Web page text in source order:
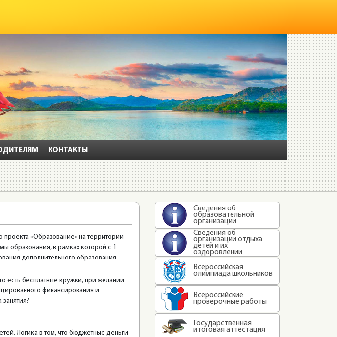
КОНТАКТЫ
проекта «Образование» на территории
образования, в рамках которой с 1
дополнительного образования
есть бесплатные кружки, при желании
финансирования и
Логика в том, что бюджетные деньги
Сведения об
образовательной
организации
Сведения об
организации отдыха
детей и их
оздоровлении
Всероссийская
олимпиада школьников
Всероссийские
проверочные работы
Государственная
итоговая аттестация